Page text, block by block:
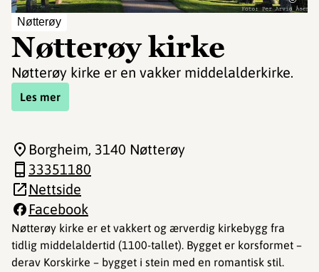
Nøtterøy
Nøtterøy kirke
Nøtterøy kirke er en vakker middelalderkirke.
Les mer
Nøtterøy kirke er et vakkert og ærverdig kirkebygg fra
tidlig middelaldertid (1100-tallet). Bygget er korsformet –
derav Korskirke – bygget i stein med en romantisk stil.
Borgheim, 3140 Nøtterøy
33351180
Nettside
Facebook